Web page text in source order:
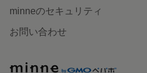
minneのセキュリティ
お問い合わせ